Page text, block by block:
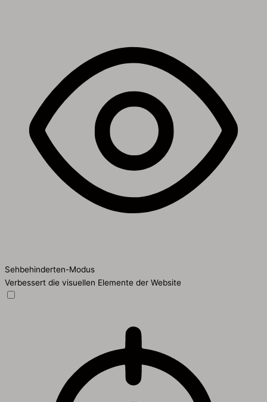
Sehbehinderten-Modus
Verbessert die visuellen Elemente der Website